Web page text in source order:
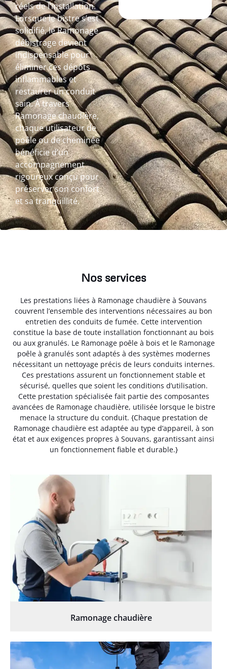
réels de l’installation.
Lorsque le bistre s’est
solidifié, le Ramonage
débistrage devient
indispensable pour
éliminer ces dépôts
inflammables et
restaurer un conduit
sain. À travers
Ramonage chaudière,
chaque utilisateur de
poêle ou de cheminée
bénéficie d’un
accompagnement
rigoureux conçu pour
préserver son confort
et sa tranquillité.
Nos services
Les prestations liées à Ramonage chaudière à Souvans
couvrent l’ensemble des interventions nécessaires au bon
entretien des conduits de fumée. Cette intervention
constitue la base de toute installation fonctionnant au bois
ou aux granulés. Le Ramonage poêle à bois et le Ramonage
poêle à granulés sont adaptés à des systèmes modernes
nécessitant un nettoyage précis de leurs conduits internes.
Ces prestations assurent un fonctionnement stable et
sécurisé, quelles que soient les conditions d’utilisation.
Cette prestation spécialisée fait partie des composantes
avancées de Ramonage chaudière, utilisée lorsque le bistre
menace la structure du conduit. {Chaque prestation de
Ramonage chaudière est adaptée au type d’appareil, à son
état et aux exigences propres à Souvans, garantissant ainsi
un fonctionnement fiable et durable.}
Ramonage chaudière